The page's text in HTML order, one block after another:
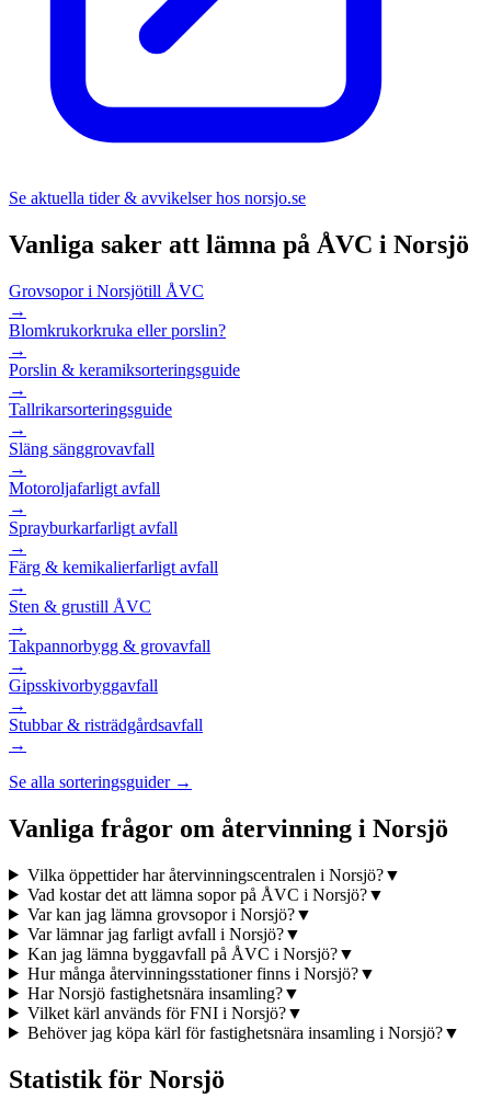
Se aktuella tider & avvikelser hos norsjo.se
Vanliga saker att lämna på ÅVC i Norsjö
Grovsopor i Norsjötill ÅVC
→
Blomkrukorkruka eller porslin?
→
Porslin & keramiksorteringsguide
→
Tallrikarsorteringsguide
→
Släng sänggrovavfall
→
Motoroljafarligt avfall
→
Sprayburkarfarligt avfall
→
Färg & kemikalierfarligt avfall
→
Sten & grustill ÅVC
→
Takpannorbygg & grovavfall
→
Gipsskivorbyggavfall
→
Stubbar & risträdgårdsavfall
→
Se alla sorteringsguider →
Vanliga frågor om återvinning i Norsjö
Vilka öppettider har återvinningscentralen i Norsjö?▼
Vad kostar det att lämna sopor på ÅVC i Norsjö?▼
Var kan jag lämna grovsopor i Norsjö?▼
Var lämnar jag farligt avfall i Norsjö?▼
Kan jag lämna byggavfall på ÅVC i Norsjö?▼
Hur många återvinningsstationer finns i Norsjö?▼
Har Norsjö fastighetsnära insamling?▼
Vilket kärl används för FNI i Norsjö?▼
Behöver jag köpa kärl för fastighetsnära insamling i Norsjö?▼
Statistik för Norsjö